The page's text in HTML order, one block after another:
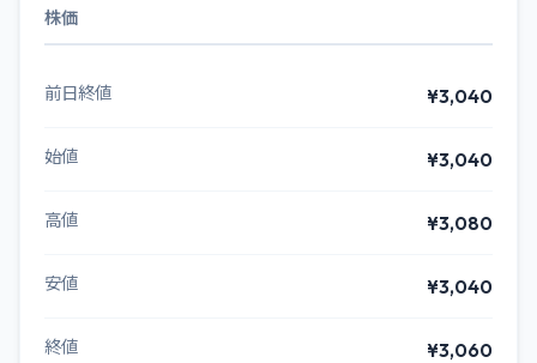
株価
前日終値 ¥3,040
始値 ¥3,040
高値 ¥3,080
安値 ¥3,040
終値 ¥3,060